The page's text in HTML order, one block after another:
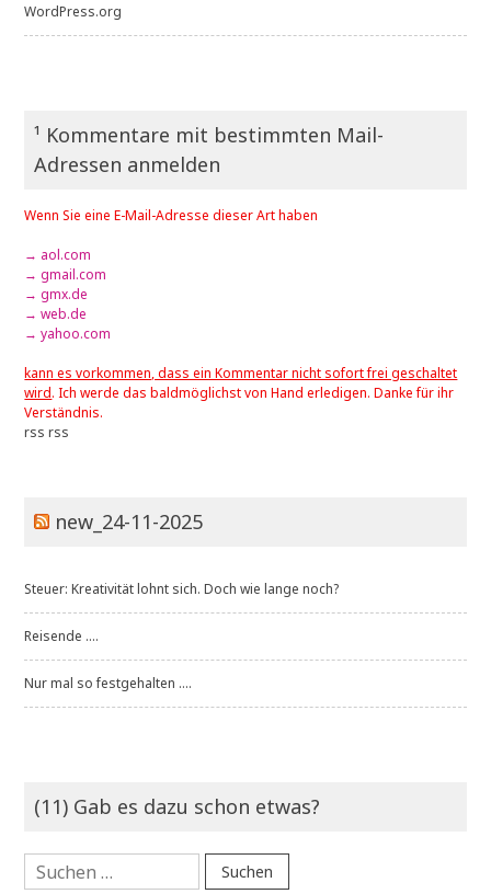
WordPress.org
¹ Kommentare mit bestimmten Mail-
Adressen anmelden
Wenn Sie eine E-Mail-Adresse dieser Art haben
→ aol.com
→ gmail.com
→ gmx.de
→ web.de
→ yahoo.com
kann es vorkommen, dass ein Kommentar nicht sofort frei geschaltet
wird. Ich werde das baldmöglichst von Hand erledigen. Danke für ihr
Verständnis.
rss rss
new_24-11-2025
Steuer: Kreativität lohnt sich. Doch wie lange noch?
Reisende ....
Nur mal so festgehalten ....
(11) Gab es dazu schon etwas?
Suchen
nach: